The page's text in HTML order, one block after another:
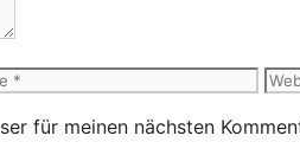
für meinen nächsten